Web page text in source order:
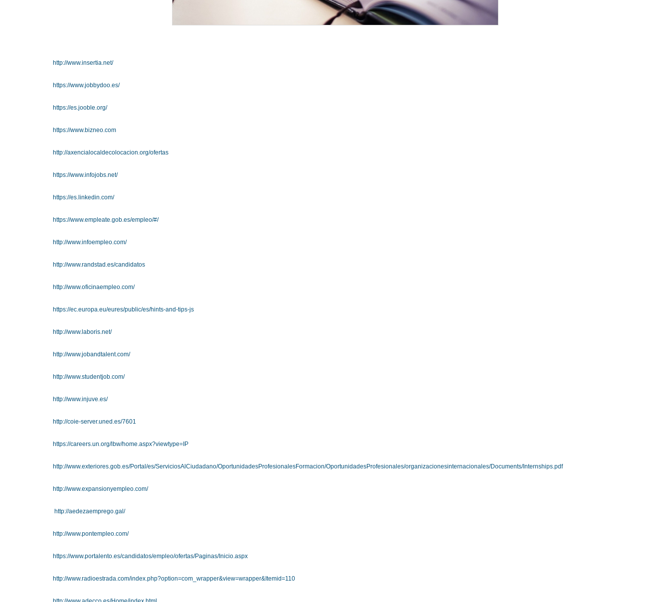
http://www.insertia.net/
https://www.jobbydoo.es/
https://es.jooble.org/
https://www.bizneo.com
http://axencialocaldecolocacion.org/ofertas
https://www.infojobs.net/
https://es.linkedin.com/
https://www.empleate.gob.es/empleo/#/
http://www.infoempleo.com/
http://www.randstad.es/candidatos
http://www.oficinaempleo.com/
https://ec.europa.eu/eures/public/es/hints-and-tips-js
http://www.laboris.net/
http://www.jobandtalent.com/
http://www.studentjob.com/
http://www.injuve.es/
http://coie-server.uned.es/7601
https://careers.un.org/lbw/home.aspx?viewtype=IP
http://www.exteriores.gob.es/Portal/es/ServiciosAlCiudadano/OportunidadesProfesionalesFormacion/OportunidadesProfesionales/organizacionesinternacionales/Documents/Internships.pdf
http://www.expansionyempleo.com/
http://aedezaemprego.gal/
http://www.pontempleo.com/
https://www.portalento.es/candidatos/empleo/ofertas/Paginas/Inicio.aspx
http://www.radioestrada.com/index.php?option=com_wrapper&view=wrapper&Itemid=110